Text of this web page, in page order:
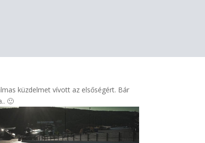
küzdelmet vívott az elsőségért. Bár
🙂